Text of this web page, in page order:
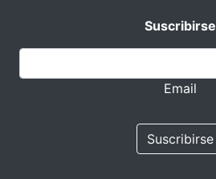
Suscribirse
Email
Suscribirse